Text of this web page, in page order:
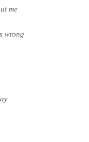
me
wrong